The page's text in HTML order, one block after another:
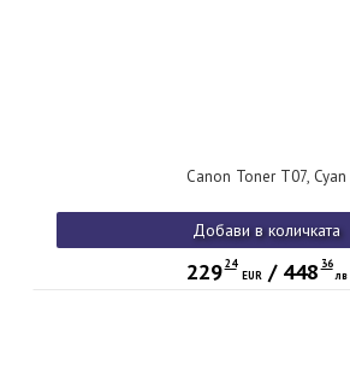
Canon Toner T07, Cyan
Добави в количката
229 24
EUR/ 448 36
лв